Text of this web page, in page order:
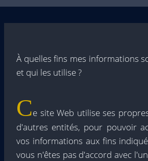
À quelles fins mes informations
et qui les utilise ?
Ce site Web utilise ses
d'autres entités, pour pouvoir
vos informations aux fins
vous n'êtes pas d'accord avec